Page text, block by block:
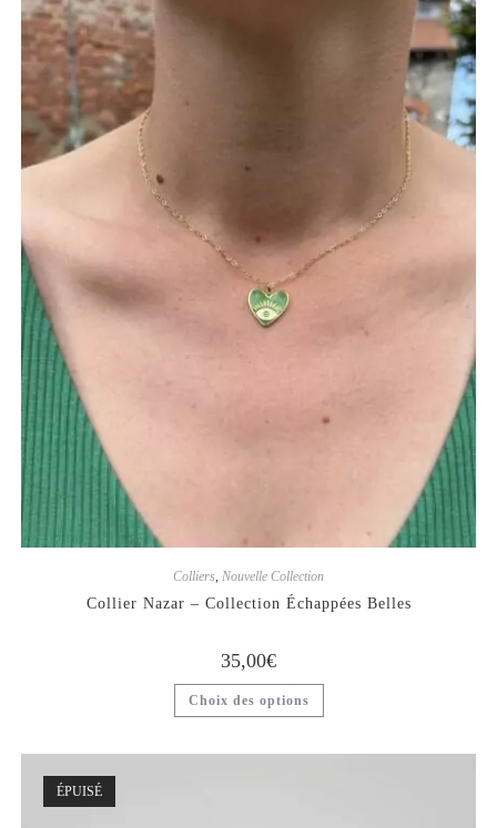
Colliers, Nouvelle Collection
Collier Nazar – Collection Échappées Belles
35,00€
Choix des options
ÉPUISÉ